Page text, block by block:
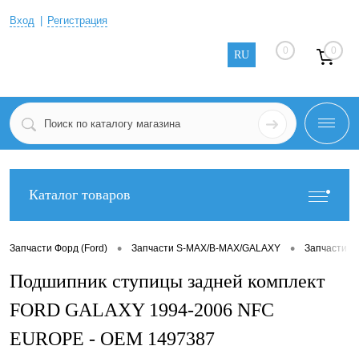
Вход Регистрация
RU 0 0
Каталог товаров
Запчасти Форд (Ford) • Запчасти S-MAX/B-MAX/GALAXY • Запчасти
Подшипник ступицы задней комплект
FORD GALAXY 1994-2006 NFC
EUROPE - OEM 1497387